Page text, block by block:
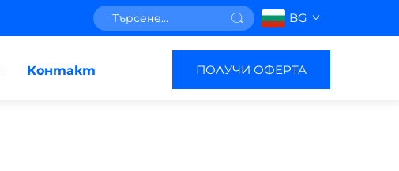
BG
Контакт ПОЛУЧИ ОФЕРТА